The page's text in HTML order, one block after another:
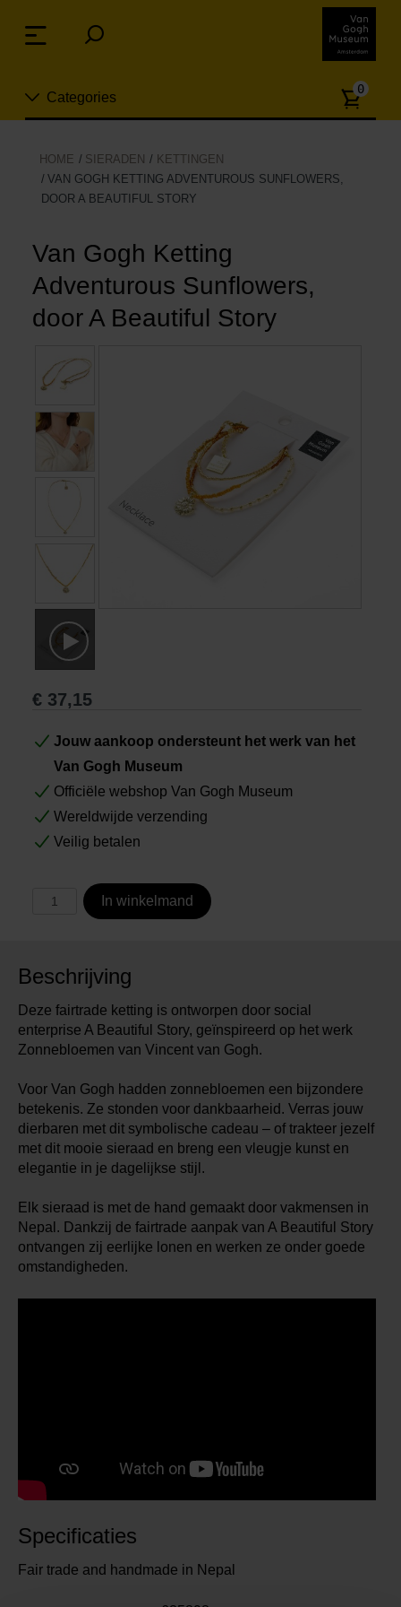
links
over
naar
menu
Categories
Nieuw
Sieraden
Mode
Wonen
Boeken
Prints
Cadeaus
Aantal
0
HOME SIERADEN
KETTINGEN
VAN GOGH KETTING ADVENTUROUS SUNFLOWERS,
DOOR A BEAUTIFUL STORY
Van Gogh Ketting
Adventurous Sunflowers,
door A Beautiful Story
€ 37,15
Jouw aankoop ondersteunt het werk van het
Van Gogh Museum
Officiële webshop Van Gogh Museum
Wereldwijde verzending
Veilig betalen
In winkelmand
Beschrijving
Deze fairtrade ketting is ontworpen door social
enterprise A Beautiful Story, geïnspireerd op het werk
Zonnebloemen van Vincent van Gogh.
Voor Van Gogh hadden zonnebloemen een bijzondere
betekenis. Ze stonden voor dankbaarheid. Verras jouw
dierbaren met dit symbolische cadeau – of trakteer jezelf
met dit mooie sieraad en breng een vleugje kunst en
elegantie in je dagelijkse stijl.
Elk sieraad is met de hand gemaakt door vakmensen in
Nepal. Dankzij de fairtrade aanpak van A Beautiful Story
ontvangen zij eerlijke lonen en werken ze onder goede
omstandigheden.
Specificaties
Fair trade and handmade in Nepal
Menu